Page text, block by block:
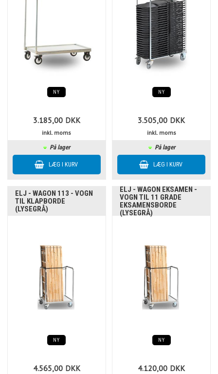
NY
3.185,00 DKK
inkl. moms
På lager
NY
3.505,00 DKK
inkl. moms
På lager
ELJ - WAGON 113 - VOGN
TIL KLAPBORDE
(LYSEGRÅ)
NY
4.565,00 DKK
ELJ - WAGON EKSAMEN -
VOGN TIL 11 GRADE
EKSAMENSBORDE
(LYSEGRÅ)
NY
4.120,00 DKK